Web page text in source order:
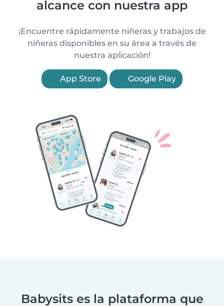
alcance con nuestra app
¡Encuentre rápidamente niñeras y trabajos de
niñeras disponibles en su área a través de
nuestra aplicación!
App Store Google Play
Babysits es la plataforma que